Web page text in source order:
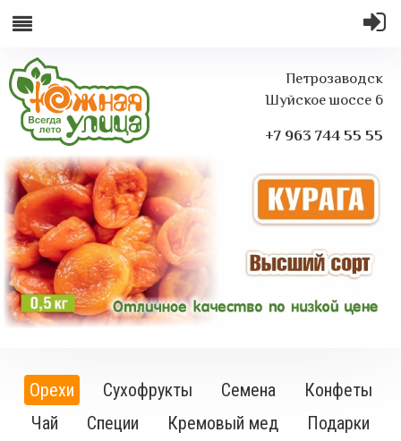
Петрозаводск
Шуйское шоссе 6
+7 963 744 55 55
Орехи Сухофрукты Семена
Конфеты
Чай
Специи Кремовый мед
Подарки